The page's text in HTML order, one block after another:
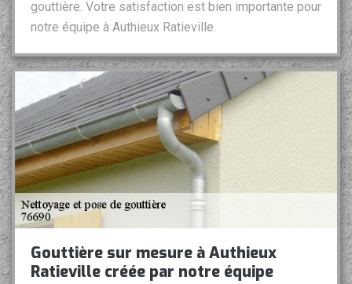
gouttière. Votre satisfaction est bien importante pour
notre équipe à Authieux Ratieville.
Gouttière sur mesure à Authieux
Ratieville créée par notre équipe